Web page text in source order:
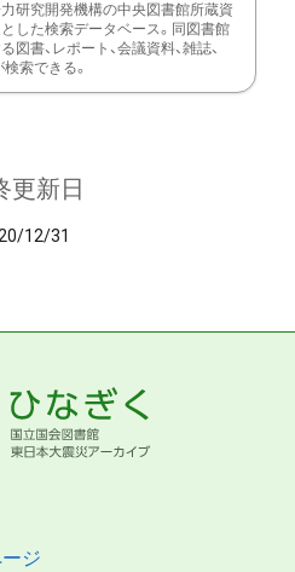
研究開発機構の中央図書館所蔵資
した検索データベース。同図書館
図書、レポート、会議資料、雑誌、
索できる。
更新日
12/31
ジ